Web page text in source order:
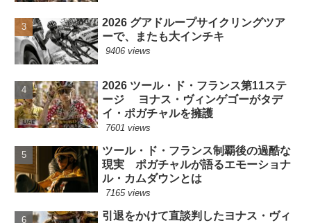
2026 グアドループサイクリングツア
ーで、またも大インチキ
9406 views
2026 ツール・ド・フランス第11ステ
ージ ヨナス・ヴィンゲゴーがタデ
イ・ポガチャルを擁護
7601 views
ツール・ド・フランス制覇後の過酷な
現実 ポガチャルが語るエモーショナ
ル・カムダウンとは
7165 views
引退をかけて直談判したヨナス・ヴィ